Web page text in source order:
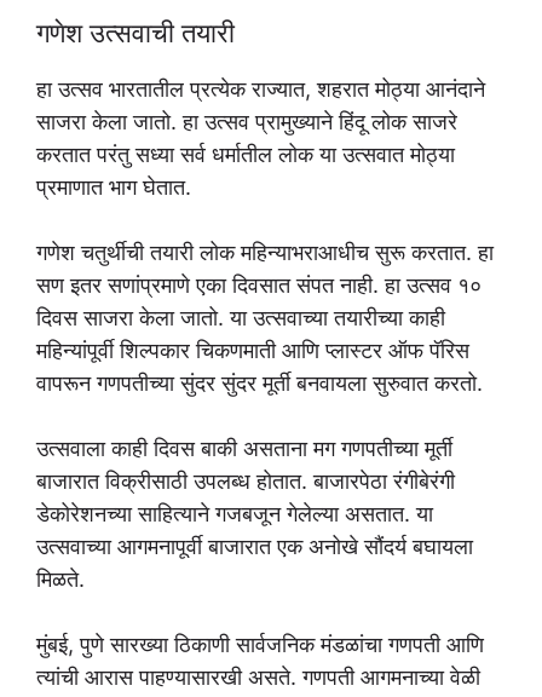
गणेश उत्सवाची तयारी
हा उत्सव भारतातील प्रत्येक राज्यात, शहरात मोठ्या आनंदाने
साजरा केला जातो. हा उत्सव प्रामुख्याने हिंदू लोक साजरे
करतात परंतु सध्या सर्व धर्मातील लोक या उत्सवात मोठ्या
प्रमाणात भाग घेतात.
गणेश चतुर्थीची तयारी लोक महिन्याभराआधीच सुरू करतात. हा
सण इतर सणांप्रमाणे एका दिवसात संपत नाही. हा उत्सव १०
दिवस साजरा केला जातो. या उत्सवाच्या तयारीच्या काही
महिन्यांपूर्वी शिल्पकार चिकणमाती आणि प्लास्टर ऑफ पॅरिस
वापरून गणपतीच्या सुंदर सुंदर मूर्ती बनवायला सुरुवात करतो.
उत्सवाला काही दिवस बाकी असताना मग गणपतीच्या मूर्ती
बाजारात विक्रीसाठी उपलब्ध होतात. बाजारपेठा रंगीबेरंगी
डेकोरेशनच्या साहित्याने गजबजून गेलेल्या असतात. या
उत्सवाच्या आगमनापूर्वी बाजारात एक अनोखे सौंदर्य बघायला
मिळते.
मुंबई, पुणे सारख्या ठिकाणी सार्वजनिक मंडळांचा गणपती आणि
त्यांची आरास पाहण्यासारखी असते. गणपती आगमनाच्या वेळी